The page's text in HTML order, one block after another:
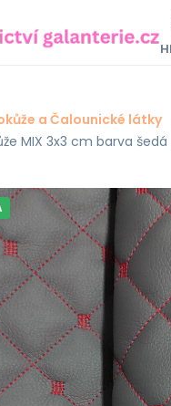
a Čalounické látky
MIX 3x3 cm barva